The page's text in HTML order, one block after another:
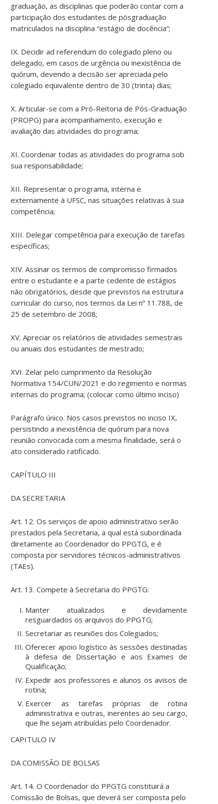
graduação, as disciplinas que poderão contar com a
participação dos estudantes de pósgraduação
matriculados na disciplina “estágio de docência”;
IX. Decidir ad referendum do colegiado pleno ou
delegado, em casos de urgência ou inexistência de
quórum, devendo a decisão ser apreciada pelo
colegiado equivalente dentro de 30 (trinta) dias;
X. Articular-se com a Pró-Reitoria de Pós-Graduação
(PROPG) para acompanhamento, execução e
avaliação das atividades do programa;
XI. Coordenar todas as atividades do programa sob
sua responsabilidade;
XII. Representar o programa, interna e
externamente à UFSC, nas situações relativas à sua
competência;
XIII. Delegar competência para execução de tarefas
específicas;
XIV. Assinar os termos de compromisso firmados
entre o estudante e a parte cedente de estágios
não obrigatórios, desde que previstos na estrutura
curricular do curso, nos termos da Lei nº 11.788, de
25 de setembro de 2008;
XV. Apreciar os relatórios de atividades semestrais
ou anuais dos estudantes de mestrado;
XVI. Zelar pelo cumprimento da Resolução
Normativa 154/CUN/2021 e do regimento e normas
internas do programa; (colocar como último inciso)
Parágrafo único. Nos casos previstos no inciso IX,
persistindo a inexistência de quórum para nova
reunião convocada com a mesma finalidade, será o
ato considerado ratificado.
CAPÍTULO III
DA SECRETARIA
Art. 12. Os serviços de apoio administrativo serão
prestados pela Secretaria, a qual está subordinada
diretamente ao Coordenador do PPGTG, e é
composta por servidores técnicos-administrativos
(TAEs).
Art. 13. Compete à Secretaria do PPGTG:
Manter atualizados e devidamente
resguardados os arquivos do PPGTG;
Secretariar as reuniões dos Colegiados;
Oferecer apoio logístico às sessões destinadas
à defesa de Dissertação e aos Exames de
Qualificação;
Expedir aos professores e alunos os avisos de
rotina;
Exercer as tarefas próprias de rotina
administrativa e outras, inerentes ao seu cargo,
que lhe sejam atribuídas pelo Coordenador.
CAPITULO IV
DA COMISSÃO DE BOLSAS
Art. 14. O Coordenador do PPGTG constituirá a
Comissão de Bolsas, que deverá ser composta pelo